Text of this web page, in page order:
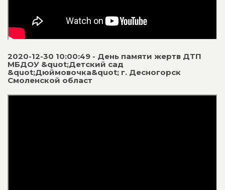
2020-12-30 10:00:49 - День памяти жертв ДТП
МБДОУ &quot;Детский сад
&quot;Дюймовочка&quot; г. Десногорск
Смоленской област